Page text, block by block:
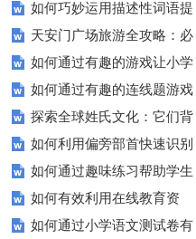
力？如何巧妙运用描述性词语提
升教育效果？
天安门广场旅游全攻略：必
看的历史与文化景点
如何通过有趣的游戏让小学
生轻松掌握常见姓氏？
如何通过有趣的连线题游戏
提升孩子的逻辑思维能力？
探索全球姓氏文化：它们背
后隐藏的故事？
如何利用偏旁部首快速识别
汉字？
如何通过趣味练习帮助学生
掌握反义词匹配？
如何有效利用在线教育资
源？如何通过小学语文测试卷有